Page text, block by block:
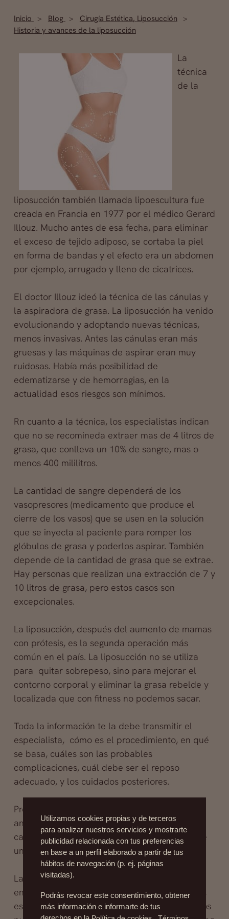
Inicio Blog Cirugía Estética, Liposucción
Historia y avances de la liposucción
La
técnica
de la
liposucción ­también llamada lipoescultura­ fue
creada en Francia en 1977 por el médico Gerard
Illouz. Mucho antes de esa fecha, para eliminar
el exceso de tejido adiposo, se cortaba la piel
en forma de bandas y el efecto era un abdomen
por ejemplo, arrugado y lleno de cicatrices.
El doctor Illouz ideó la técnica de las cánulas y
la aspiradora de grasa. La liposucción ha venido
evolucionando y adoptando nuevas técnicas,
menos invasivas. Antes las cánulas eran más
gruesas y las máquinas de aspirar eran muy
ruidosas. Había más posibilidad de
edematizarse y de hemorragias, en la
actualidad esos riesgos son mínimos.
Rn cuanto a la técnica, los especialistas indican
que no se recomineda extraer mas de 4 litros de
grasa, que conlleva un 10% de sangre, mas o
menos 400 mililitros.
La cantidad de sangre dependerá de los
vasopresores (medicamento que produce el
cierre de los vasos) que se usen en la solución
que se inyecta al paciente para romper los
glóbulos de grasa y poderlos aspirar. También
depende de la cantidad de grasa que se extrae.
Hay personas que realizan una extracción de 7 y
10 litros de grasa, pero estos casos son
excepcionales.
La liposucción, después del aumento de mamas
con prótesis, es la segunda operación más
común en el país. La liposucción no se utiliza
para quitar sobrepeso, sino para mejorar el
contorno corporal y eliminar la grasa rebelde y
localizada que con fitness no podemos sacar.
Toda la información te la debe transmitir el
especialista, cómo es el procedimiento, en qué
se basa, cuáles son las probables
complicaciones, cuál debe ser el reposo
adecuado, y los cuidados posteriores.
Previo a la cirugía se le realizan al paciente,
análisis de rutina y exámen médico genral y
cardiológico, en muchos casos también se pide
una evaluación psicológica.
La liposucción tiene resultados espectaculares
en abdomen, caderas, muslos, rodillas, brazos,
espalda, y la grasa que se extrae de estos sitios
Utilizamos cookies propias y de terceros
para analizar nuestros servicios y mostrarte
publicidad relacionada con tus preferencias
en base a un perfil elaborado a partir de tus
hábitos de navegación (p. ej. páginas
visitadas).
Podrás revocar este consentimiento, obtener
más información e informarte de tus